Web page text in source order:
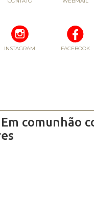
INSTAGRAM FACEBOOK
comunhão